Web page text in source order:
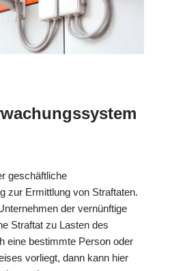
geschäftliche
zur Ermittlung von Straftaten.
der vernünftige
Straftat zu Lasten des
eine bestimmte Person oder
vorliegt, dann kann hier